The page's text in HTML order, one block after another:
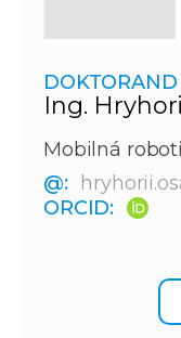
DOKTORAND
Ing.
Mobilná
@:
ORCID: